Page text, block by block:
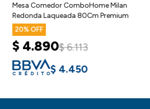
Mesa Comedor ComboHome Milan
Redonda Laqueada 80Cm Premium
20
$ 4.890$ 6.113
$ 4.450